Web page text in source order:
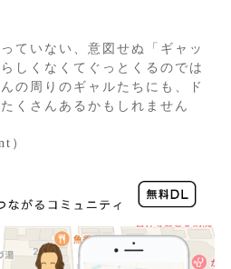
ていない、意図せぬ「ギャッ
しくなくてぐっとくるのでは
の周りのギャルたちにも、ド
くさんあるかもしれません
）